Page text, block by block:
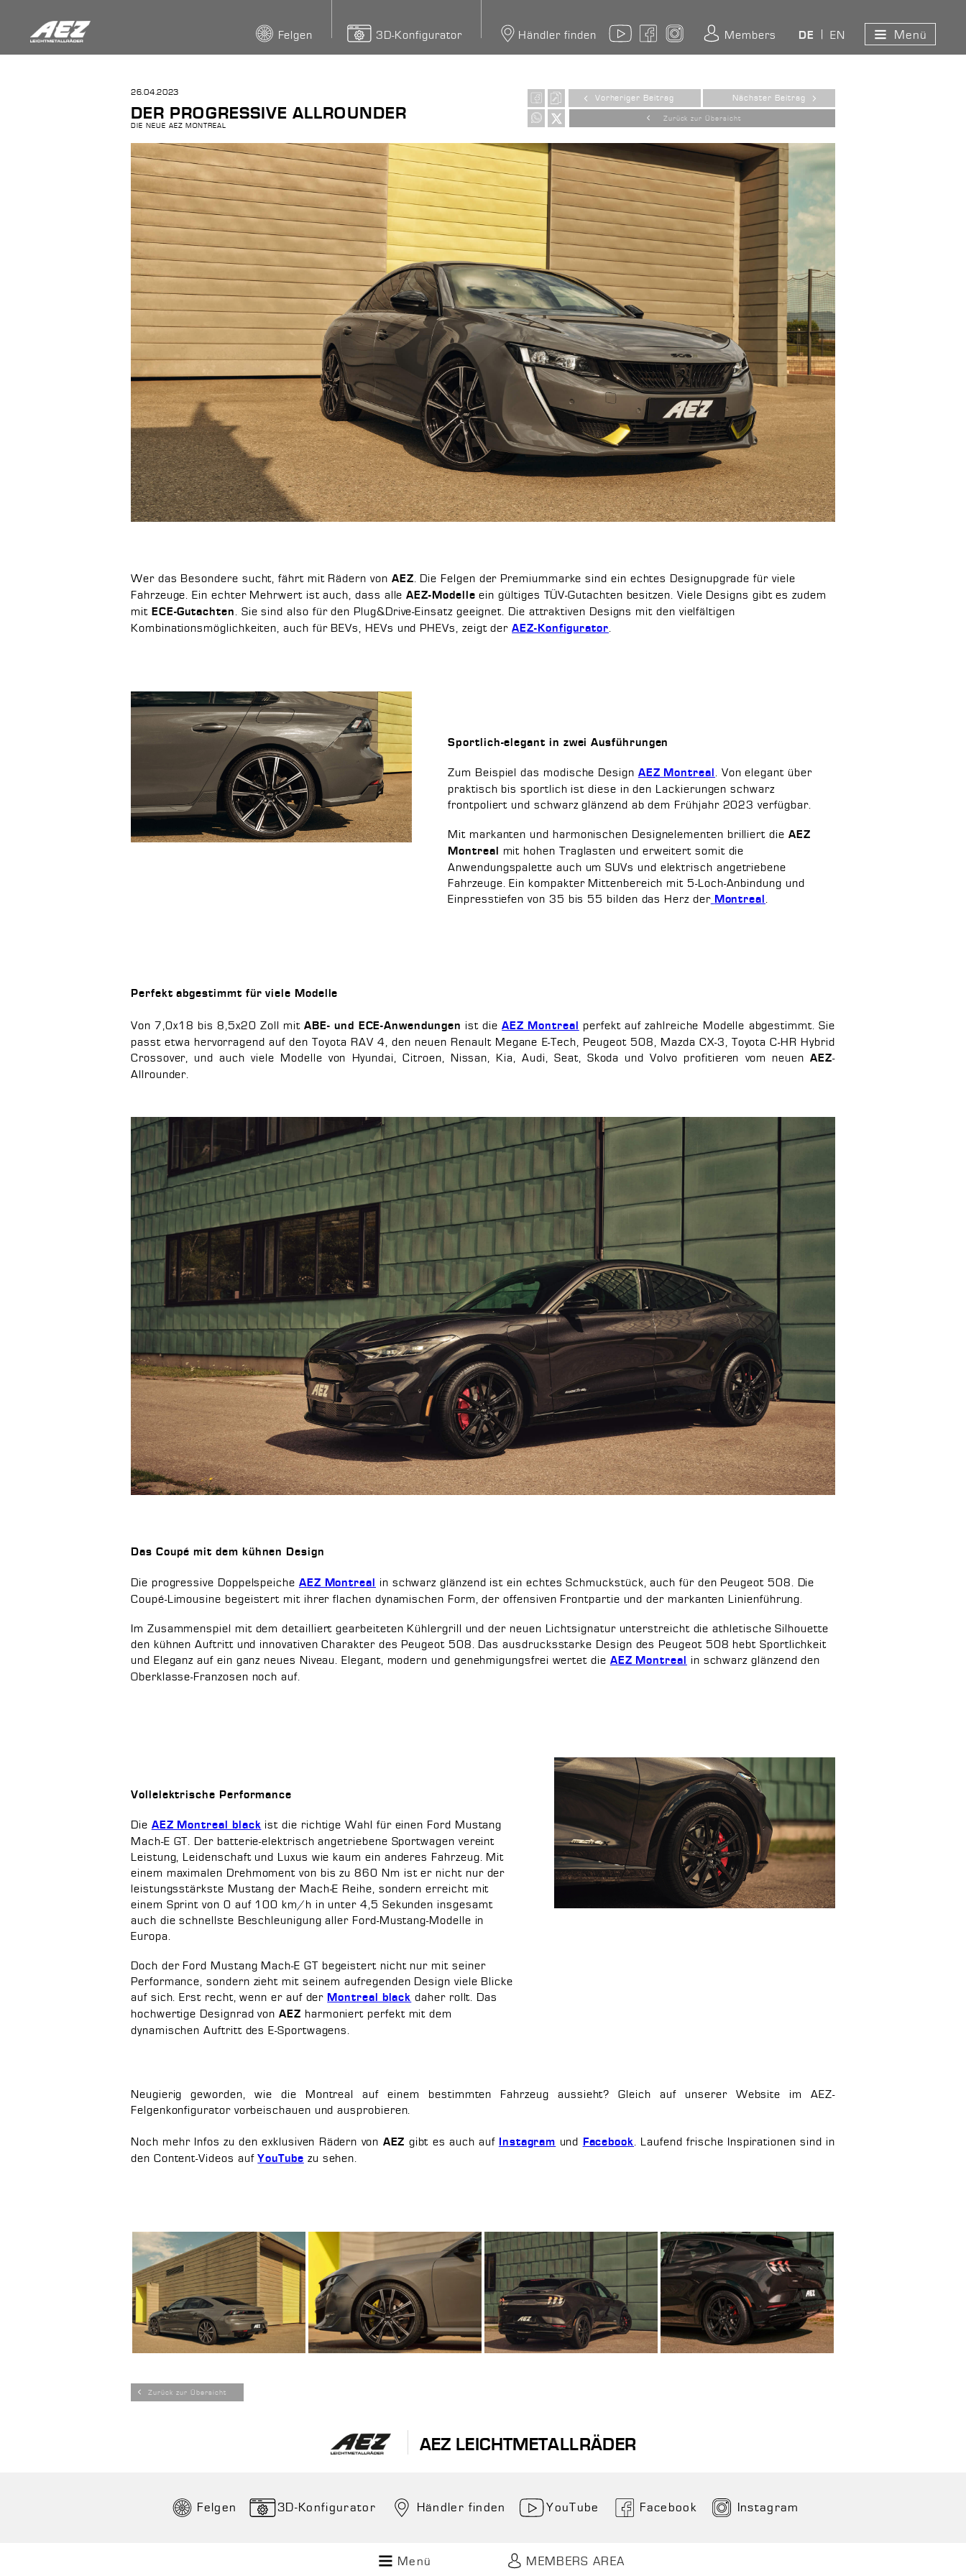
Felgen 3D-Konfigurator Händler finden YouTubeFacebookInstagramMembers DE EN Menü
Zurück zur Übersicht
Vorheriger Beitrag Nächster Beitrag
26.04.2023
DER PROGRESSIVE ALLROUNDER
DIE NEUE AEZ MONTREAL
Wer das Besondere sucht, fährt mit Rädern von AEZ. Die Felgen der Premiummarke sind ein echtes Designupgrade für viele
Fahrzeuge. Ein echter Mehrwert ist auch, dass alle AEZ-Modelle ein gültiges TÜV-Gutachten besitzen. Viele Designs gibt es zudem
mit ECE-Gutachten. Sie sind also für den Plug&Drive-Einsatz geeignet. Die attraktiven Designs mit den vielfältigen
Kombinationsmöglichkeiten, auch für BEVs, HEVs und PHEVs, zeigt derAEZ-Konfigurator.
Sportlich-elegant in zwei Ausführungen
Zum Beispiel das modische Design AEZ Montreal . Von elegant über
praktisch bis sportlich ist diese in den Lackierungen schwarz
frontpoliert und schwarz glänzend ab dem Frühjahr 2023 verfügbar.
Mit markanten und harmonischen Designelementen brilliert die AEZ
Montreal
mit hohen Traglasten und erweitert somit die
Anwendungspalette auch um SUVs und elektrisch angetriebene
Fahrzeuge. Ein kompakter Mittenbereich mit 5-Loch-Anbindung und
Einpresstiefen von 35 bis 55 bilden das Herz der Montreal .
Perfekt abgestimmt für viele Modelle
Von 7,0x18 bis 8,5x20 Zoll mitABE- und ECE-Anwendungen ist dieAEZ Montreal
perfekt auf zahlreiche Modelle abgestimmt. Sie
passt etwa hervorragend auf den Toyota RAV 4, den neuen Renault Megane E-Tech, Peugeot 508, Mazda CX-3, Toyota C-HR Hybrid
Crossover, und auch viele Modelle von Hyundai, Citroen, Nissan, Kia, Audi, Seat, Skoda und Volvo profitieren vom neuenAEZ-
Allrounder.
Das Coupé mit dem kühnen Design
Die progressive Doppelspeiche AEZ Montreal
in schwarz glänzend ist ein echtes Schmuckstück, auch für den Peugeot 508. Die
Coupé-Limousine begeistert mit ihrer flachen dynamischen Form, der offensiven Frontpartie und der markanten Linienführung.
Im Zusammenspiel mit dem detailliert gearbeiteten Kühlergrill und der neuen Lichtsignatur unterstreicht die athletische Silhouette
den kühnen Auftritt und innovativen Charakter des Peugeot 508. Das ausdrucksstarke Design des Peugeot 508 hebt Sportlichkeit
und Eleganz auf ein ganz neues Niveau. Elegant, modern und genehmigungsfrei wertet die AEZ Montreal
in schwarz glänzend den
Oberklasse-Franzosen noch auf.
Vollelektrische Performance
Die AEZ Montreal black ist die richtige Wahl für einen Ford Mustang
Mach-E GT. Der batterie-elektrisch angetriebene Sportwagen vereint
Leistung, Leidenschaft und Luxus wie kaum ein anderes Fahrzeug. Mit
einem maximalen Drehmoment von bis zu 860 Nm ist er nicht nur der
leistungsstärkste Mustang der Mach-E Reihe, sondern erreicht mit
einem Sprint von 0 auf 100 km/h in unter 4,5 Sekunden insgesamt
auch die schnellste Beschleunigung aller Ford-Mustang-Modelle in
Europa.
Doch der Ford Mustang Mach-E GT begeistert nicht nur mit seiner
Performance, sondern zieht mit seinem aufregenden Design viele Blicke
auf sich. Erst recht, wenn er auf der Montreal black daher rollt. Das
hochwertige Designrad vonAEZ harmoniert perfekt mit dem
dynamischen Auftritt des E-Sportwagens.
Neugierig geworden, wie die Montreal auf einem bestimmten Fahrzeug aussieht? Gleich auf unserer Website im AEZ-
Felgenkonfigurator vorbeischauen und ausprobieren.
Noch mehr Infos zu den exklusiven Rädern von AEZ gibt es auch auf Instagram und Facebook. Laufend frische Inspirationen sind in
den Content-Videos aufYouTube zu sehen.
Zurück zur Übersicht
AEZ LEICHTMETALLRÄDER
Felgen 3D-Konfigurator Händler finden YouTube Facebook Instagram
Menü MEMBERS AREA